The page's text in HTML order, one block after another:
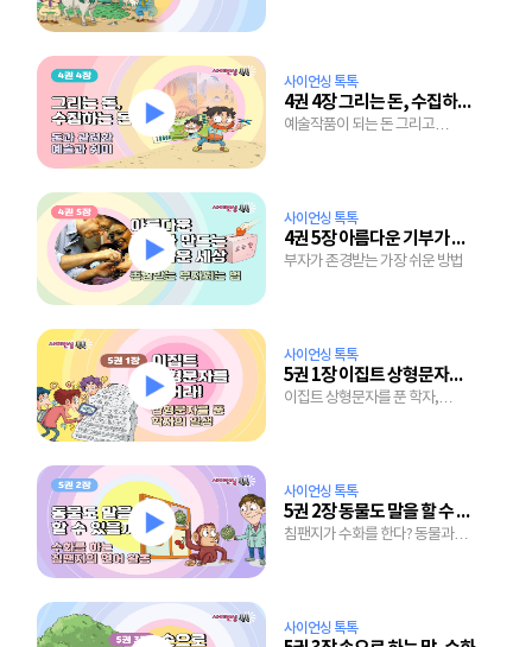
사이언싱 톡톡
4권 4장 그리는 돈, 수집하는 돈
예술작품이 되는 돈 그리고
사이언싱 톡톡
4권 5장 아름다운 기부가 만드는 아름다운 세상
부자가 존경받는 가장 쉬운 방법
사이언싱 톡톡
5권 1장 이집트 상형문자를 풀어라
이집트 상형문자를 푼 학자,
사이언싱 톡톡
5권 2장 동물도 말을 할 수 있을까?
침팬지가 수화를 한다? 동물과
사이언싱 톡톡